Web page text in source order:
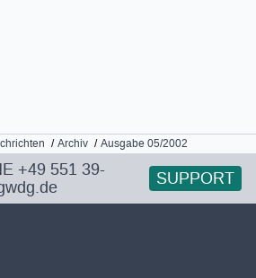
Archiv Ausgabe 05/2002
+49 551 39-
SUPPORT